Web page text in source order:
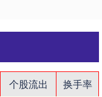
个股流出
换手率